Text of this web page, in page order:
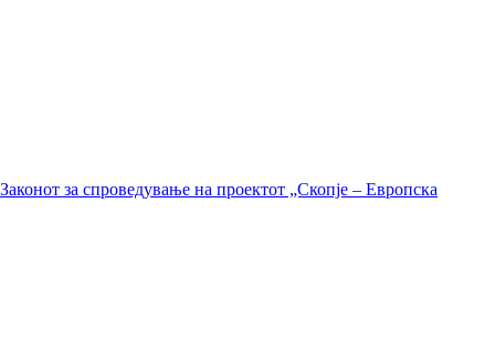
за спроведување на проектот „Скопје – Европска